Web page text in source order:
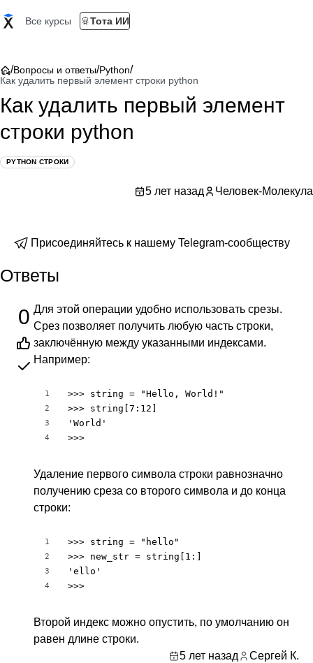
Все курсы Тота ИИ
/Вопросы и ответы/Python/
Как удалить первый элемент строки python
Как удалить первый элемент
строки python
PYTHON СТРОКИ
5 лет назад Человек-Молекула
Присоединяйтесь к нашему Telegram-сообществу
Ответы
0 Для этой операции удобно использовать срезы.
Срез позволяет получить любую часть строки,
заключённую между указанными индексами.
Например:
1
2
3
4
>>> string = "Hello, World!"
>>> string[7:12]
'World'
>>>
Удаление первого символа строки равнозначно
получению среза со второго символа и до конца
строки:
1
2
3
4
>>> string = "hello"
>>> new_str = string[1:]
'ello'
>>>
Второй индекс можно опустить, по умолчанию он
равен длине строки.
5 лет назад
Сергей К.